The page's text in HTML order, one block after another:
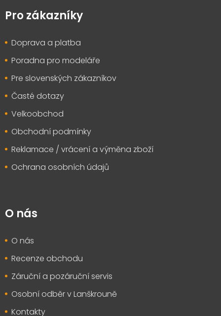
pPro zákazníky
Doprava a platba
Poradna pro modeláře
Pre slovenských zákazníkov
Časté dotazy
Velkoobchod
Obchodní podmínky
Reklamace / vrácení a výměna zboží
Ochrana osobních údajů
O nás
O nás
Recenze obchodu
Záruční a pozáruční servis
Osobní odběr v Lanškrouně
Kontakty